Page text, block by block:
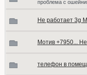
проблема с
Не работает 3g
Мотив +7950...
телефон в